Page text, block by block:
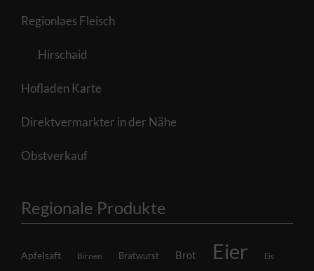
Regionlaes Fleisch
Hirschaid
Hofladen Karte
Direktvermarkter in der Nähe
Obstverkauf
Regionale Produkte
Apfelsaft Birnen Bratwurst Brot Eier Eis